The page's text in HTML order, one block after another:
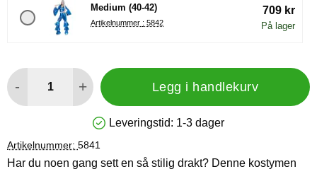
Medium (40-42)
Artikelnummer : 5842
709 kr
På lager
- + Legg i handlekurv
Produkttilgjengelighet: På lager
Leveringstid: 1-3 dager
Artikelnummer: 5841
Har du noen gang sett en så stilig drakt? Denne kostymen